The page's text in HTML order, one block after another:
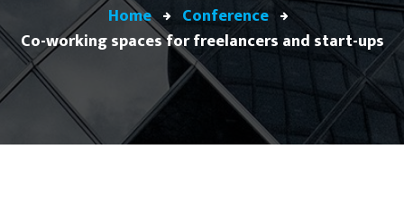
Home
Conference
Co-working spaces for freelancers and start-ups